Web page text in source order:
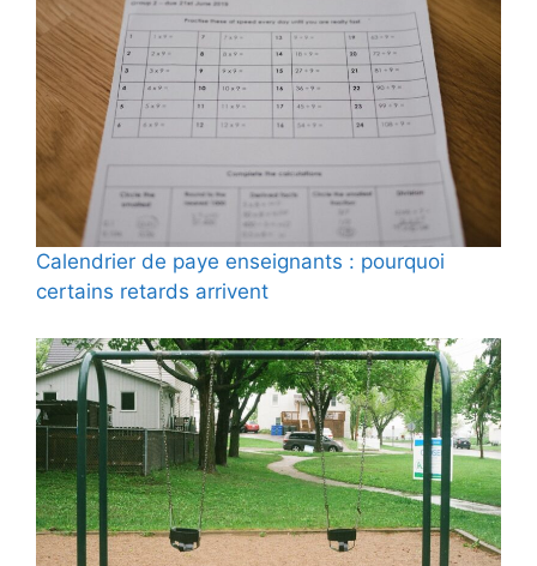
Calendrier de paye enseignants : pourquoi
certains retards arrivent